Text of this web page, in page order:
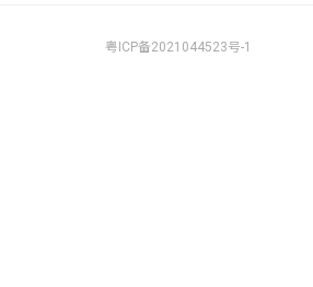
粤ICP备2021044523号-1